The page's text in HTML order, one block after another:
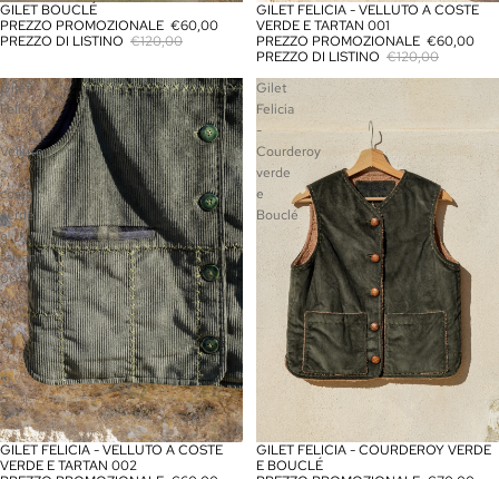
IN OFFERTA
GILET BOUCLÉ
PREZZO PROMOZIONALE €60,00
PREZZO DI LISTINO €120,00
IN OFFERTA
GILET FELICIA - VELLUTO A COSTE
VERDE E TARTAN 001
PREZZO PROMOZIONALE €60,00
PREZZO DI LISTINO €120,00
Gilet
Felicia
-
Velluto
a
coste
verde
e
tartan
002
IN OFFERTA
GILET FELICIA - VELLUTO A COSTE
VERDE E TARTAN 002
Gilet
Felicia
-
Courderoy
verde
e
Bouclé
IN OFFERTA
GILET FELICIA - COURDEROY VERDE
E BOUCLÉ